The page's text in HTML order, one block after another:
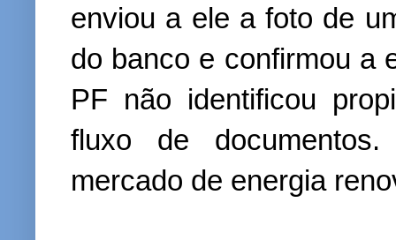
enviou a ele a foto de
do banco e confirmou a
PF não identificou
fluxo de
mercado de energia